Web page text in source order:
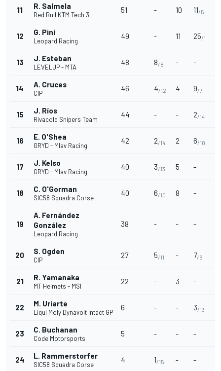
11 R. Salmela
Red Bull KTM Tech 3
51 - 10 11/5
12 G. Pini
Leopard Racing
49 - 11 25/1
13 J. Esteban
LEVELUP - MTA
48 8/8 - -
14 A. Cruces
CIP
46 4/12 4 9/7
15 J. Ríos
Rivacold Snipers Team
44 - - 2/14
16 E. O'Shea
GRYD - Mlav Racing
42 2/14 2 6/10
17 J. Kelso
GRYD - Mlav Racing
40 3/13 5 -
18 C. O'Gorman
SIC58 Squadra Corse
40 6/10 8 -
19
A. Fernández
González
Leopard Racing
38 - - -
20 S. Ogden
CIP
27 5/11 - 7/9
21 R. Yamanaka
MT Helmets - MSI
22 - 3 -
22 M. Uriarte
Liqui Moly Dynavolt Intact GP
6 - - 3/13
23 C. Buchanan
Code Motorsports
5 - - -
24 L. Rammerstorfer
SIC58 Squadra Corse
4 1/15 - -